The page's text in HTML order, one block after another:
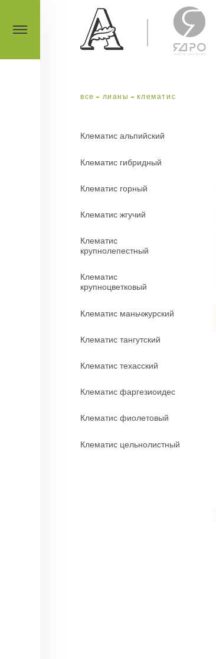
все лианы клематис
Клематис альпийский
Клематис гибридный
Клематис горный
Клематис жгучий
Клематис
крупнолепестный
Клематис
крупноцветковый
Клематис маньчжурский
Клематис тангутский
Клематис техасский
Клематис фаргезиоидес
Клематис фиолетовый
Клематис цельнолистный